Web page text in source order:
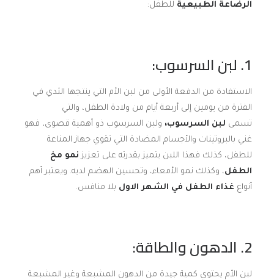
الرضاعة الطبيعية للطفل:
1. لبن السرسوب:
الاستفادة من الدفعة الأولى من لبن الأم التي ينتجها الثدي في
الفترة من يومين إلى أربعة أيام من ولادة الطفل، والتي
تسمى لبن السرسوب، ولبن السرسوب ذو أهمية قصوى، فهو
غني بالبروتينات والأجسام المضادة التي تقوي جهاز المناعة
للطفل، كذلك فهذا اللبن يتميز بقدرته على تعزيز نمو مخ
الطفل، وكذلك نمو الأمعاء، وتحسين الهضم لديه. ويعتبر أهم
أنواع غذاء الطفل في الشهر الاول بلا منافس.
2. الدهون والطاقة:
لبن الأم يحتوي كمية جيدة من الدهون المشبعة وغير المشبعة